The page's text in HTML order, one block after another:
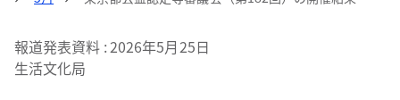
報道発表資料 2026年5月25日
生活文化局